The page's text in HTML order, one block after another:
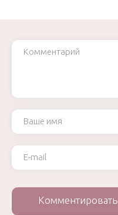
Комментарий
Ваше имя
Ваш e-mail
Комментировать